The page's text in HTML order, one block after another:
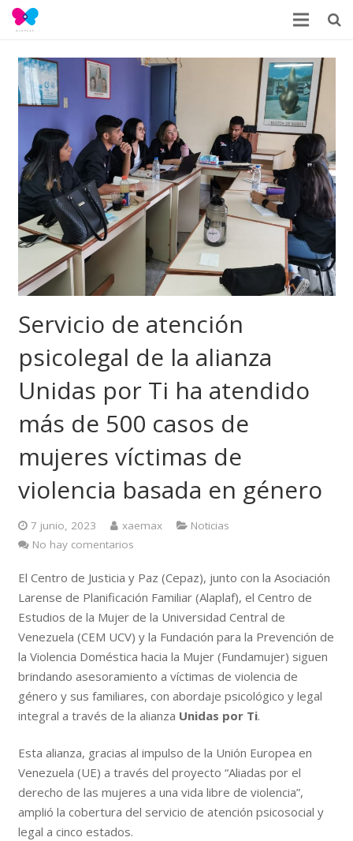
Servicio de atención
psicolegal de la alianza
Unidas por Ti ha atendido
más de 500 casos de
mujeres víctimas de
violencia basada en género
7 junio, 2023 xaemax
Noticias
No hay comentarios
El Centro de Justicia y Paz (Cepaz), junto con la Asociación
Larense de Planificación Familiar (Alaplaf), el Centro de
Estudios de la Mujer de la Universidad Central de
Venezuela (CEM UCV) y la Fundación para la Prevención de
la Violencia Doméstica hacia la Mujer (Fundamujer) siguen
brindando asesoramiento a víctimas de violencia de
género y sus familiares, con abordaje psicológico y legal
integral a través de la alianza Unidas por Ti.
Esta alianza, gracias al impulso de la Unión Europea en
Venezuela (UE) a través del proyecto “Aliadas por el
derecho de las mujeres a una vida libre de violencia”,
amplió la cobertura del servicio de atención psicosocial y
legal a cinco estados.